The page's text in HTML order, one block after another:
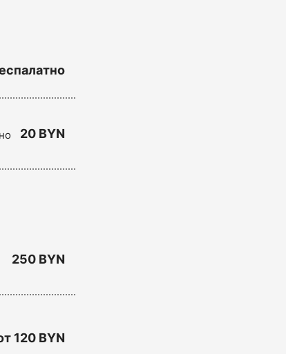
20 BYN
250 BYN
120 BYN